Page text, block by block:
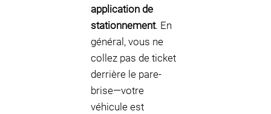
application de
stationnement. En
général, vous ne
collez pas de ticket
derrière le pare-
brise—votre
véhicule est